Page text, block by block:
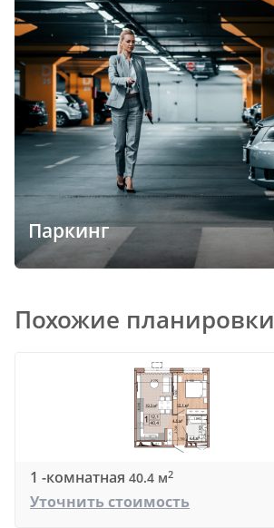
Паркинг
Похожие планировки
1 -комнатная 40.4 м2
Уточнить стоимость